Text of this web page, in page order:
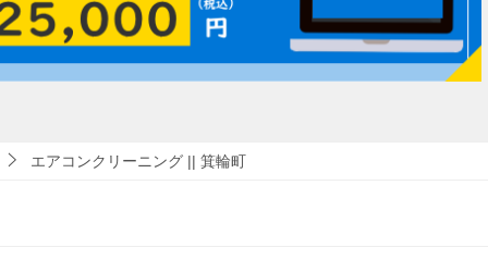
エアコンクリーニング || 箕輪町